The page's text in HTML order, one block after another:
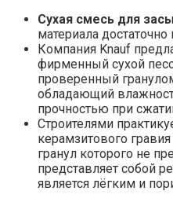
Сухая смесь для
материала
Компания Knauf
фирменный сухой
проверенный
обладающий
прочностью при
Строителями
керамзитового
гранул которого не
представляет собой
является лёгким и